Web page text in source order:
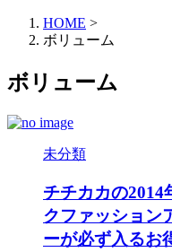
HOME >
ボリューム
ボリューム
未分類
チチカカの2014
クファッション
ーが必ず入るお